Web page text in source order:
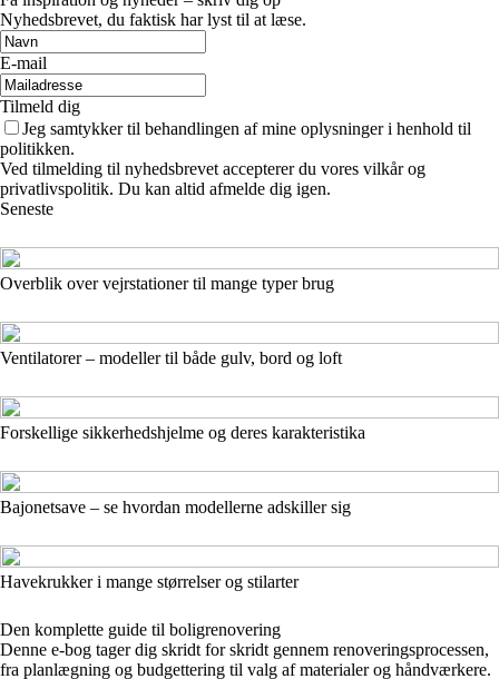
Nyhedsbrevet, du faktisk har lyst til at læse.
E-mail
Tilmeld dig
Jeg samtykker til behandlingen af mine oplysninger i henhold til
politikken.
Ved tilmelding til nyhedsbrevet accepterer du vores vilkår og
privatlivspolitik. Du kan altid afmelde dig igen.
Seneste
Overblik over vejrstationer til mange typer brug
Ventilatorer – modeller til både gulv, bord og loft
Forskellige sikkerhedshjelme og deres karakteristika
Bajonetsave – se hvordan modellerne adskiller sig
Havekrukker i mange størrelser og stilarter
Den komplette guide til boligrenovering
Denne e-bog tager dig skridt for skridt gennem renoveringsprocessen,
fra planlægning og budgettering til valg af materialer og håndværkere.